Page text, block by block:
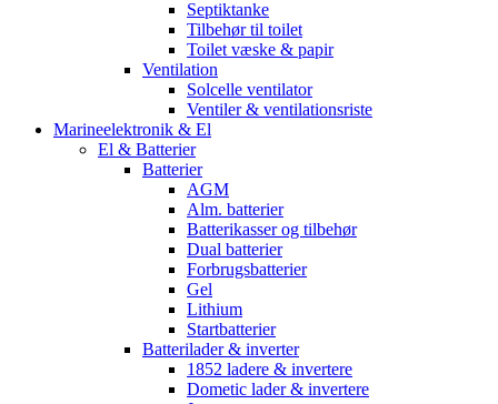
Septiktanke
Tilbehør til toilet
Toilet væske & papir
Ventilation
Solcelle ventilator
Ventiler & ventilationsriste
Marineelektronik & El
El & Batterier
Batterier
AGM
Alm. batterier
Batterikasser og tilbehør
Dual batterier
Forbrugsbatterier
Gel
Lithium
Startbatterier
Batterilader & inverter
1852 ladere & invertere
Dometic lader & invertere